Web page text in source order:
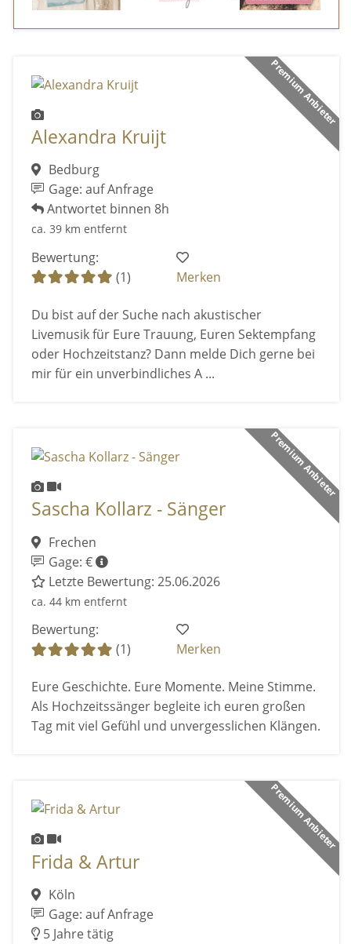
Premium Anbieter
Alexandra Kruijt
Bedburg
Gage: auf Anfrage
Antwortet binnen 8h
ca. 39 km entfernt
Bewertung:
(1)
Merken
Du bist auf der Suche nach akustischer
Livemusik für Eure Trauung, Euren Sektempfang
oder Hochzeitstanz? Dann melde Dich gerne bei
mir für ein unverbindliches A ...
Premium Anbieter
Sascha Kollarz - Sänger
Frechen
Gage: €
Letzte Bewertung: 25.06.2026
ca. 44 km entfernt
Bewertung:
(1)
Merken
Eure Geschichte. Eure Momente. Meine Stimme.
Als Hochzeitssänger begleite ich euren großen
Tag mit viel Gefühl und unvergesslichen Klängen.
Premium Anbieter
Frida & Artur
Köln
Gage: auf Anfrage
5 Jahre tätig